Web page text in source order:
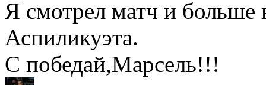
Я смотрел матч и больше
Аспиликуэта.
С победай,Марсель!!!